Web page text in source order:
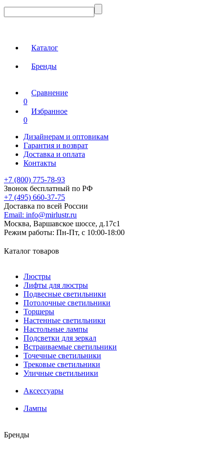
Каталог
Бренды
Сравнение
0
Избранное
0
Дизайнерам и оптовикам
Гарантия и возврат
Доставка и оплата
Контакты
+7 (800) 775-78-93
Звонок бесплатный по РФ
+7 (495) 660-37-75
Доставка по всей России
Email: info@mirlustr.ru
Москва, Варшавское шоссе, д.17c1
Режим работы: Пн-Пт, с 10:00-18:00
Каталог товаров
Люстры
Лифты для люстры
Подвесные светильники
Потолочные светильники
Торшеры
Настенные светильники
Настольные лампы
Подсветки для зеркал
Встраиваемые светильники
Точечные светильники
Трековые светильники
Уличные светильники
Аксессуары
Лампы
Бренды